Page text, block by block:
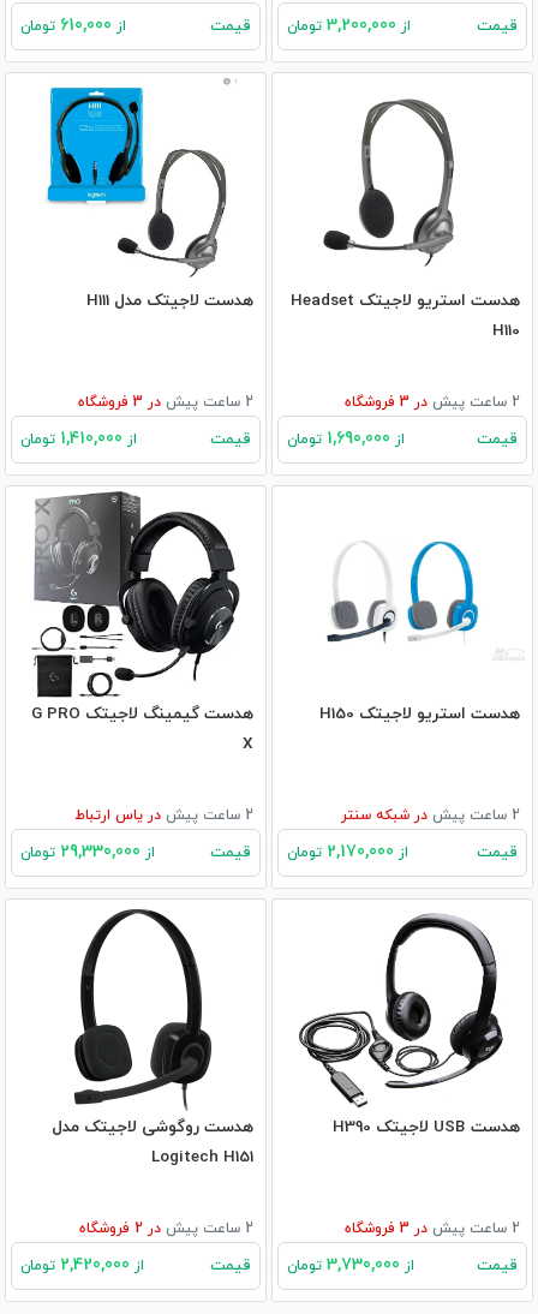
قیمت از تومان قیمت از تومان
هدست استریو لاجیتک Headset
H110
2 ساعت پیش در فروشگاه
قیمت از تومان
هدست لاجیتک مدل H111
2 ساعت پیش در فروشگاه
قیمت از تومان
هدست استریو لاجیتک H150
2 ساعت پیش در شبکه سنتر
قیمت از تومان
هدست گیمینگ لاجیتک G PRO
X
2 ساعت پیش در یاس ارتباط
قیمت از تومان
هدست USB لاجیتک H390
2 ساعت پیش در فروشگاه
قیمت از تومان
هدست روگوشی لاجیتک مدل
Logitech H151
2 ساعت پیش در فروشگاه
قیمت از تومان